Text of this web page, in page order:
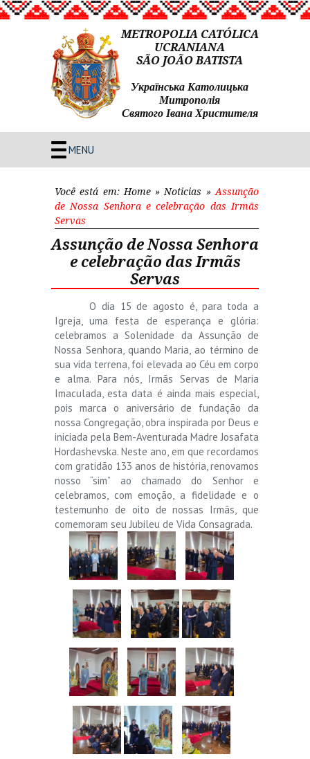
METROPOLIA CATÓLICA
UCRANIANA
SÃO JOÃO BATISTA
Українська Католицька
Митрополія
Святого Івана Христителя
MENU
Você está em: Home» Noticias »Assunção
de Nossa Senhora e celebração das Irmãs
Servas
Assunção de Nossa Senhora
e celebração das Irmãs
Servas
O dia 15 de agosto é, para toda a
Igreja, uma festa de esperança e glória:
celebramos a Solenidade da Assunção de
Nossa Senhora, quando Maria, ao término de
sua vida terrena, foi elevada ao Céu em corpo
e alma. Para nós, Irmãs Servas de Maria
Imaculada, esta data é ainda mais especial,
pois marca o aniversário de fundação da
nossa Congregação, obra inspirada por Deus e
iniciada pela Bem-Aventurada Madre Josafata
Hordashevska. Neste ano, em que recordamos
com gratidão 133 anos de história, renovamos
nosso “sim” ao chamado do Senhor e
celebramos, com emoção, a fidelidade e o
testemunho de oito de nossas Irmãs, que
comemoram seu Jubileu de Vida Consagrada.